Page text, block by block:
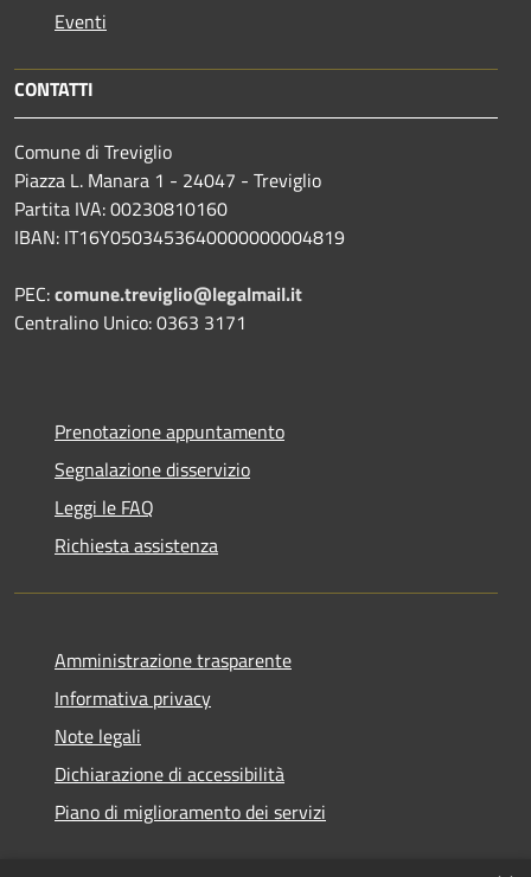
Eventi
CONTATTI
Comune di Treviglio
Piazza L. Manara 1 - 24047 - Treviglio
Partita IVA: 00230810160
IBAN: IT16Y0503453640000000004819
PEC:comune.treviglio@legalmail.it
Centralino Unico: 0363 3171
Prenotazione appuntamento
Segnalazione disservizio
Leggi le FAQ
Richiesta assistenza
Amministrazione trasparente
Informativa privacy
Note legali
Dichiarazione di accessibilità
Piano di miglioramento dei servizi